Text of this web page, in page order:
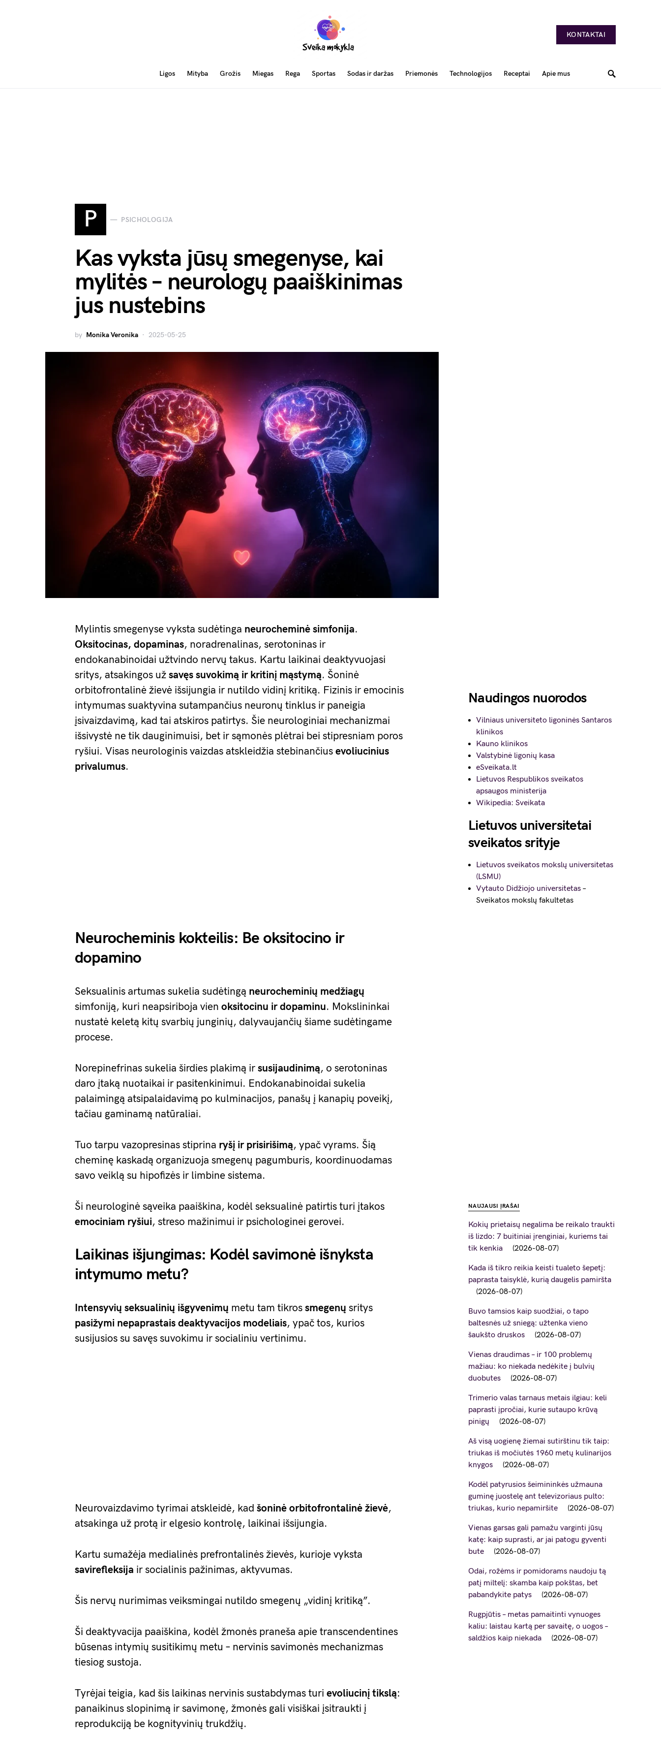
KONTAKTAI
Ligos Mityba Grožis Miegas Rega Sportas Sodas ir daržas Priemonės Technologijos Receptai Apie mus
P PSICHOLOGIJA
Kas vyksta jūsų smegenyse, kai
mylitės – neurologų paaiškinimas
jus nustebins
by Monika Veronika 2025-05-25
Mylintis smegenyse vyksta sudėtinga neurocheminė simfonija.
Oksitocinas, dopaminas, noradrenalinas, serotoninas ir
endokanabinoidai užtvindo nervų takus. Kartu laikinai deaktyvuojasi
sritys, atsakingos už savęs suvokimą ir kritinį mąstymą. Šoninė
orbitofrontalinė žievė išsijungia ir nutildo vidinį kritiką. Fizinis ir emocinis
intymumas suaktyvina sutampančius neuronų tinklus ir paneigia
įsivaizdavimą, kad tai atskiros patirtys. Šie neurologiniai mechanizmai
išsivystė ne tik dauginimuisi, bet ir sąmonės plėtrai bei stipresniam poros
ryšiui. Visas neurologinis vaizdas atskleidžia stebinančius evoliucinius
privalumus.
Neurocheminis kokteilis: Be oksitocino ir
dopamino
Seksualinis artumas sukelia sudėtingą neurocheminių medžiagų
simfoniją, kuri neapsiriboja vien oksitocinu ir dopaminu. Mokslininkai
nustatė keletą kitų svarbių junginių, dalyvaujančių šiame sudėtingame
procese.
Norepinefrinas sukelia širdies plakimą ir susijaudinimą, o serotoninas
daro įtaką nuotaikai ir pasitenkinimui. Endokanabinoidai sukelia
palaimingą atsipalaidavimą po kulminacijos, panašų į kanapių poveikį,
tačiau gaminamą natūraliai.
Tuo tarpu vazopresinas stiprina ryšį ir prisirišimą, ypač vyrams. Šią
cheminę kaskadą organizuoja smegenų pagumburis, koordinuodamas
savo veiklą su hipofizės ir limbine sistema.
Ši neurologinė sąveika paaiškina, kodėl seksualinė patirtis turi įtakos
emociniam ryšiui, streso mažinimui ir psichologinei gerovei.
Laikinas išjungimas: Kodėl savimonė išnyksta
intymumo metu?
Intensyvių seksualinių išgyvenimų metu tam tikros smegenų sritys
pasižymi nepaprastais deaktyvacijos modeliais, ypač tos, kurios
susijusios su savęs suvokimu ir socialiniu vertinimu.
Neurovaizdavimo tyrimai atskleidė, kad šoninė orbitofrontalinė žievė,
atsakinga už protą ir elgesio kontrolę, laikinai išsijungia.
Kartu sumažėja medialinės prefrontalinės žievės, kurioje vyksta
savirefleksija ir socialinis pažinimas, aktyvumas.
Šis nervų nurimimas veiksmingai nutildo smegenų „vidinį kritiką”.
Ši deaktyvacija paaiškina, kodėl žmonės praneša apie transcendentines
būsenas intymių susitikimų metu – nervinis savimonės mechanizmas
tiesiog sustoja.
Tyrėjai teigia, kad šis laikinas nervinis sustabdymas turi evoliucinį tikslą:
panaikinus slopinimą ir savimonę, žmonės gali visiškai įsitraukti į
reprodukciją be kognityvinių trukdžių.
Naudingos nuorodos
Vilniaus universiteto ligoninės Santaros
klinikos
Kauno klinikos
Valstybinė ligonių kasa
eSveikata.lt
Lietuvos Respublikos sveikatos
apsaugos ministerija
Wikipedia: Sveikata
Lietuvos universitetai
sveikatos srityje
Lietuvos sveikatos mokslų universitetas
(LSMU)
Vytauto Didžiojo universitetas –
Sveikatos mokslų fakultetas
NAUJAUSI ĮRAŠAI
Kokių prietaisų negalima be reikalo traukti
iš lizdo: 7 buitiniai įrenginiai, kuriems tai
tik kenkia
2026-08-07
Kada iš tikro reikia keisti tualeto šepetį:
paprasta taisyklė, kurią daugelis pamiršta
2026-08-07
Buvo tamsios kaip suodžiai, o tapo
baltesnės už sniegą: užtenka vieno
šaukšto druskos
2026-08-07
Vienas draudimas – ir 100 problemų
mažiau: ko niekada nedėkite į bulvių
duobutes
2026-08-07
Trimerio valas tarnaus metais ilgiau: keli
paprasti įpročiai, kurie sutaupo krūvą
pinigų
2026-08-07
Aš visą uogienę žiemai sutirštinu tik taip:
triukas iš močiutės 1960 metų kulinarijos
knygos
2026-08-07
Kodėl patyrusios šeimininkės užmauna
guminę juostelę ant televizoriaus pulto:
triukas, kurio nepamiršite
2026-08-07
Vienas garsas gali pamažu varginti jūsų
katę: kaip suprasti, ar jai patogu gyventi
bute
2026-08-07
Odai, rožėms ir pomidorams naudoju tą
patį miltelį: skamba kaip pokštas, bet
pabandykite patys
2026-08-07
Rugpjūtis – metas pamaitinti vynuoges
kaliu: laistau kartą per savaitę, o uogos –
saldžios kaip niekada
2026-08-07